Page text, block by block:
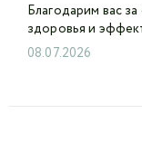
Благодарим вас
здоровья и
08.07.2026